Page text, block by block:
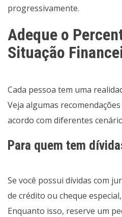
progressivamente.
Adeque o
Situação
Cada pessoa tem uma
Veja algumas
acordo com diferentes
Para quem tem
Se você possui dívidas com
de crédito ou cheque
Enquanto isso, reserve um